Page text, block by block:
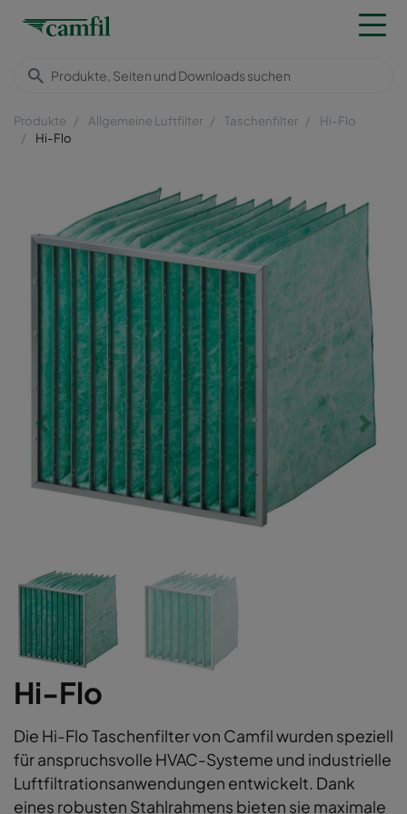
Produkte Allgemeine Luftfilter Taschenfilter
Hi-Flo
Hi-Flo
Hi-Flo
Die Hi-Flo Taschenfilter von Camfil wurden speziell
für anspruchsvolle HVAC-Systeme und industrielle
Luftfiltrationsanwendungen entwickelt. Dank
eines robusten Stahlrahmens bieten sie maximale